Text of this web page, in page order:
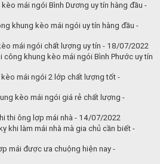
mái ngói Bình Dương uy tín hàng đầu -
khung kèo mái ngói uy tín hàng đầu -
mái ngói chất lượng uy tín - 18/07/2022
công khung kèo mái ngói Bình Phước uy tín
mái ngói 2 lớp chất lượng tốt -
kèo mái ngói giá rẻ chất lượng -
thi ông lợp mái nhà - 14/07/2022
khi làm mái nhà mà gia chủ cần biết -
mái được ưa chuộng hiện nay -